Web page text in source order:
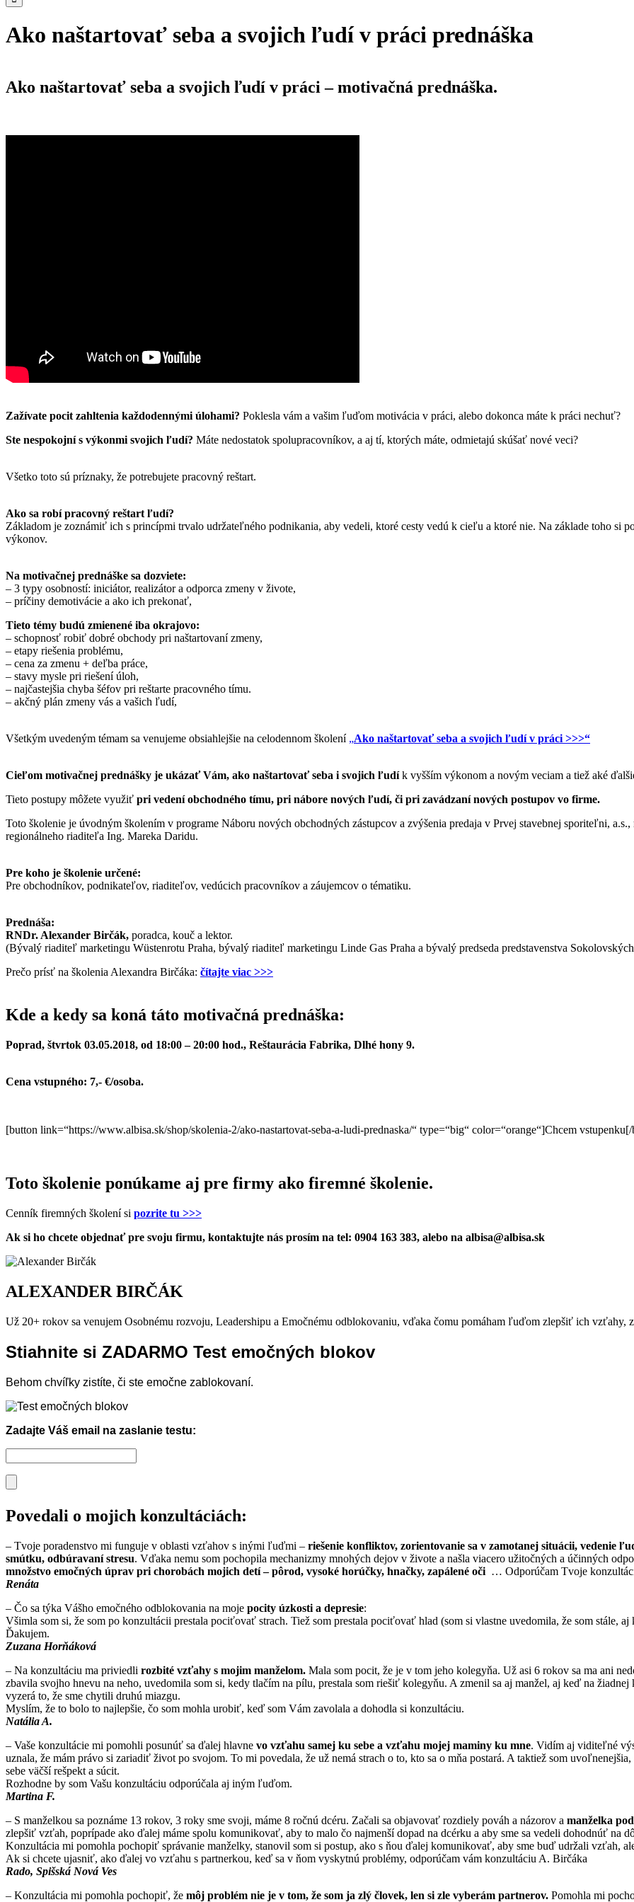
Ako naštartovať seba a svojich ľudí v práci prednáška
Ako naštartovať seba a svojich ľudí v práci – motivačná prednáška.
Zažívate pocit zahltenia každodennými úlohami? Poklesla vám a vašim ľuďom motivácia v práci, alebo dokonca máte k práci nechuť?
Ste nespokojní s výkonmi svojich ľudí? Máte nedostatok spolupracovníkov, a aj tí, ktorých máte, odmietajú skúšať nové veci?
Všetko toto sú príznaky, že potrebujete pracovný reštart.
Ako sa robí pracovný reštart ľudí?
Základom je zoznámiť ich s princípmi trvalo udržateľného podnikania, aby vedeli, ktoré cesty vedú k cieľu a ktoré nie. Na základe toho si
výkonov.
Na motivačnej prednáške sa dozviete:
– 3 typy osobností: iniciátor, realizátor a odporca zmeny v živote,
– príčiny demotivácie a ako ich prekonať,
Tieto témy budú zmienené iba okrajovo:
– schopnosť robiť dobré obchody pri naštartovaní zmeny,
– etapy riešenia problému,
– cena za zmenu + deľba práce,
– stavy mysle pri riešení úloh,
– najčastejšia chyba šéfov pri reštarte pracovného tímu.
– akčný plán zmeny vás a vašich ľudí,
Všetkým uvedeným témam sa venujeme obsiahlejšie na celodennom školení „Ako naštartovať seba a svojich ľudí v práci >>>“
Cieľom motivačnej prednášky je ukázať Vám, ako naštartovať seba i svojich ľudík vyšším výkonom a novým veciam a tiež aké
Tieto postupy môžete využiť pri vedení obchodného tímu, pri nábore nových ľudí, či pri zavádzaní nových postupov vo firme.
Toto školenie je úvodným školením v programe Náboru nových obchodných zástupcov a zvýšenia predaja v Prvej stavebnej sporiteľni,
regionálneho riaditeľa Ing. Mareka Daridu.
Pre koho je školenie určené:
Pre obchodníkov, podnikateľov, riaditeľov, vedúcich pracovníkov a záujemcov o tématiku.
Prednáša:
RNDr. Alexander Birčák, poradca, kouč a lektor.
(Bývalý riaditeľ marketingu Wüstenrotu Praha, bývalý riaditeľ marketingu Linde Gas Praha a bývalý predseda predstavenstva
Prečo prísť na školenia Alexandra Birčáka: čítajte viac >>>
Kde a kedy sa koná táto motivačná prednáška:
Poprad, štvrtok 03.05.2018, od 18:00 – 20:00 hod., Reštaurácia Fabrika, Dlhé hony 9.
Cena vstupného: 7,- €/osoba.
[button link=“https://www.albisa.sk/shop/skolenia-2/ako-nastartovat-seba-a-ludi-prednaska/“ type=“big“ color=“orange“]Chcem
Toto školenie ponúkame aj pre firmy ako firemné školenie.
Cenník firemných školení si pozrite tu >>>
Ak si ho chcete objednať pre svoju firmu, kontaktujte nás prosím na tel: 0904 163 383, alebo na albisa@albisa.sk
ALEXANDER BIRČÁK
Už 20+ rokov sa venujem Osobnému rozvoju, Leadershipu a Emočnému odblokovaniu, vďaka čomu pomáham ľuďom zlepšiť ich vzťahy,
Stiahnite si ZADARMO Test emočných blokov
Behom chvíľky zistíte, či ste emočne zablokovaní.
Zadajte Váš email na zaslanie testu:
Povedali o mojich konzultáciách:
– Tvoje poradenstvo mi funguje v oblasti vzťahov s inými ľuďmi – riešenie konfliktov, zorientovanie sa v zamotanej situácii, vedenie
smútku, odbúravaní stresu. Vďaka nemu som pochopila mechanizmy mnohých dejov v živote a našla viacero užitočných a účinných
množstvo emočných úprav pri chorobách mojich detí – pôrod, vysoké horúčky, hnačky, zapálené oči … Odporúčam Tvoje
Renáta
– Čo sa týka Vášho emočného odblokovania na moje pocity úzkosti a depresie:
Všimla som si, že som po konzultácii prestala pociťovať strach. Tiež som prestala pociťovať hlad (som si vlastne uvedomila, že som stále, aj
Ďakujem.
Zuzana Horňáková
– Na konzultáciu ma priviedli rozbité vzťahy s mojim manželom. Mala som pocit, že je v tom jeho kolegyňa. Už asi 6 rokov sa ma ani
zbavila svojho hnevu na neho, uvedomila som si, kedy tlačím na pílu, prestala som riešiť kolegyňu. A zmenil sa aj manžel, aj keď na
vyzerá to, že sme chytili druhú miazgu.
Myslím, že to bolo to najlepšie, čo som mohla urobiť, keď som Vám zavolala a dohodla si konzultáciu.
Natália A.
– Vaše konzultácie mi pomohli posunúť sa ďalej hlavne vo vzťahu samej ku sebe a vzťahu mojej maminy ku mne. Vidím aj viditeľné
uznala, že mám právo si zariadiť život po svojom. To mi povedala, že už nemá strach o to, kto sa o mňa postará. A taktiež som
sebe väčší rešpekt a súcit.
Rozhodne by som Vašu konzultáciu odporúčala aj iným ľuďom.
Martina F.
– S manželkou sa poznáme 13 rokov, 3 roky sme svoji, máme 8 ročnú dcéru. Začali sa objavovať rozdiely pováh a názorov a manželka
zlepšiť vzťah, poprípade ako ďalej máme spolu komunikovať, aby to malo čo najmenší dopad na dcérku a aby sme sa vedeli dohodnúť na
Konzultácia mi pomohla pochopiť správanie manželky, stanovil som si postup, ako s ňou ďalej komunikovať, aby sme buď udržali vzťah,
Ak si chcete ujasniť, ako ďalej vo vzťahu s partnerkou, keď sa v ňom vyskytnú problémy, odporúčam vám konzultáciu A. Birčáka
Rado, Spišská Nová Ves
– Konzultácia mi pomohla pochopiť, že môj problém nie je v tom, že som ja zlý človek, len si zle vyberám partnerov. Pomohla mi